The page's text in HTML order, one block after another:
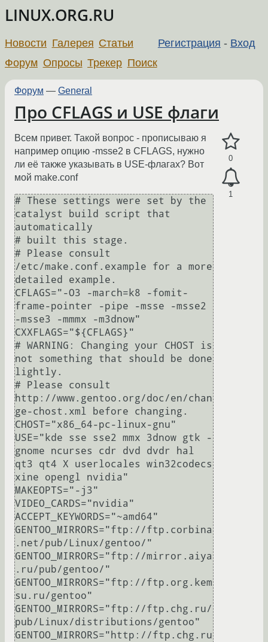
LINUX.ORG.RU
Регистрация - Вход
Новости Галерея Статьи
Форум Опросы Трекер Поиск
Форум — General
Про CFLAGS и USE флаги
0
1
Всем привет. Такой вопрос - прописываю я
например опцию -msse2 в CFLAGS, нужно
ли её также указывать в USE-флагах? Вот
мой make.conf
# These settings were set by the
catalyst build script that
automatically
# built this stage.
# Please consult
/etc/make.conf.example for a more
detailed example.
CFLAGS="-O3 -march=k8 -fomit-
frame-pointer -pipe -msse -msse2
-msse3 -mmmx -m3dnow"
CXXFLAGS="${CFLAGS}"
# WARNING: Changing your CHOST is
not something that should be done
lightly.
# Please consult
http://www.gentoo.org/doc/en/chan
ge-chost.xml before changing.
CHOST="x86_64-pc-linux-gnu"
USE="kde sse sse2 mmx 3dnow gtk -
gnome ncurses cdr dvd dvdr hal
qt3 qt4 X userlocales win32codecs
xine opengl nvidia"
MAKEOPTS="-j3"
VIDEO_CARDS="nvidia"
ACCEPT_KEYWORDS="~amd64"
GENTOO_MIRRORS="ftp://ftp.corbina
.net/pub/Linux/gentoo/"
GENTOO_MIRRORS="ftp://mirror.aiya
.ru/pub/gentoo/"
GENTOO_MIRRORS="ftp://ftp.org.kem
su.ru/gentoo"
GENTOO_MIRRORS="ftp://ftp.chg.ru/
pub/Linux/distributions/gentoo"
GENTOO_MIRRORS="http://ftp.chg.ru